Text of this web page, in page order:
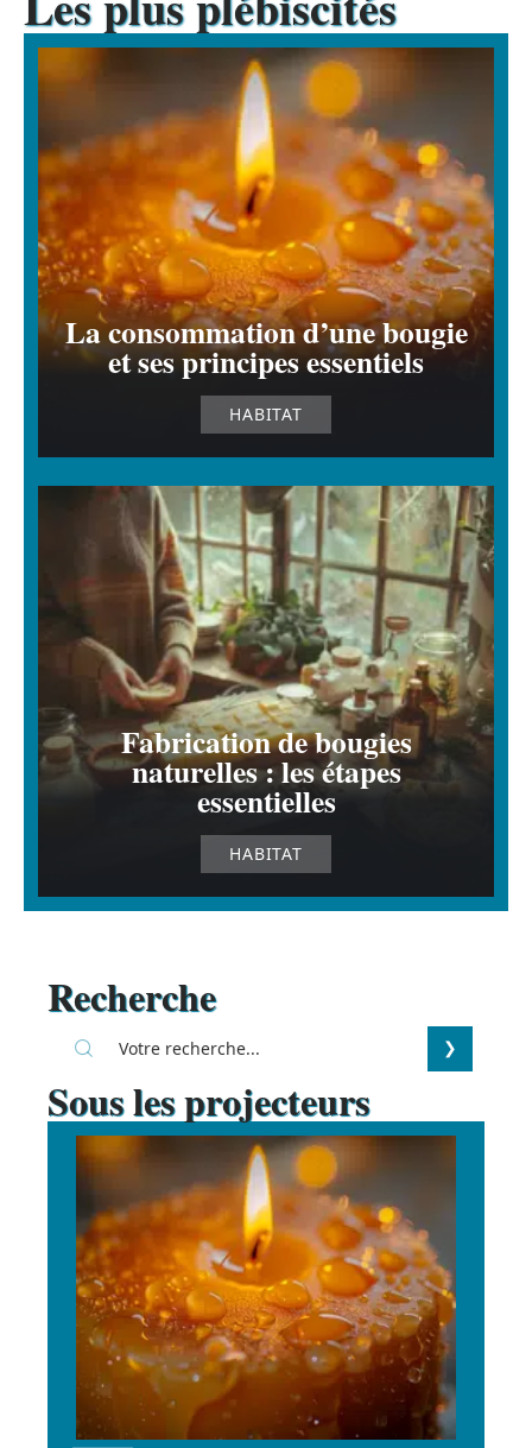
La consommation d’une bougie
et ses principes essentiels
HABITAT
Fabrication de bougies
naturelles : les étapes
essentielles
HABITAT
Recherche
Sous les projecteurs